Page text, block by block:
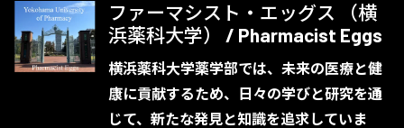
ファーマシスト・エッグス （横
浜薬科大学） / Pharmacist Eggs
横浜薬科大学薬学部では、未来の医療と健
康に貢献するため、日々の学びと研究を通
じて、新たな発見と知識を追求していま